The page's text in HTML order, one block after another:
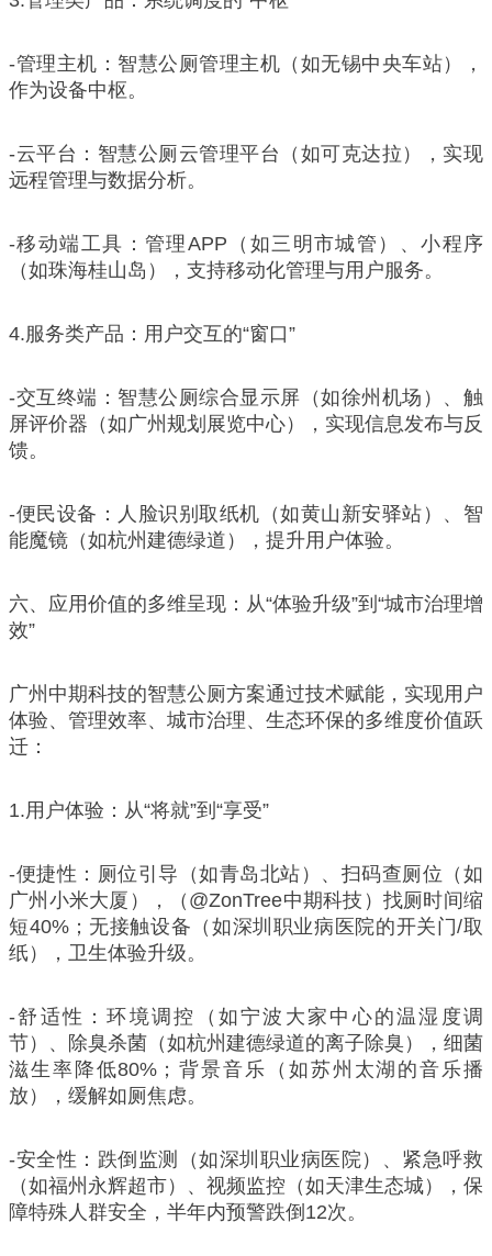
-管理主机：智慧公厕管理主机（如无锡中央车站），
作为设备中枢。
-云平台：智慧公厕云管理平台（如可克达拉），实现
远程管理与数据分析。
-移动端工具：管理APP（如三明市城管）、小程序
（如珠海桂山岛），支持移动化管理与用户服务。
4.服务类产品：用户交互的“窗口”
-交互终端：智慧公厕综合显示屏（如徐州机场）、触
屏评价器（如广州规划展览中心），实现信息发布与反
馈。
-便民设备：人脸识别取纸机（如黄山新安驿站）、智
能魔镜（如杭州建德绿道），提升用户体验。
六、应用价值的多维呈现：从“体验升级”到“城市治理增
效”
广州中期科技的智慧公厕方案通过技术赋能，实现用户
体验、管理效率、城市治理、生态环保的多维度价值跃
迁：
1.用户体验：从“将就”到“享受”
-便捷性：厕位引导（如青岛北站）、扫码查厕位（如
广州小米大厦），（@ZonTree中期科技）找厕时间缩
短40%；无接触设备（如深圳职业病医院的开关门/取
纸），卫生体验升级。
-舒适性：环境调控（如宁波大家中心的温湿度调
节）、除臭杀菌（如杭州建德绿道的离子除臭），细菌
滋生率降低80%；背景音乐（如苏州太湖的音乐播
放），缓解如厕焦虑。
-安全性：跌倒监测（如深圳职业病医院）、紧急呼救
（如福州永辉超市）、视频监控（如天津生态城），保
障特殊人群安全，半年内预警跌倒12次。